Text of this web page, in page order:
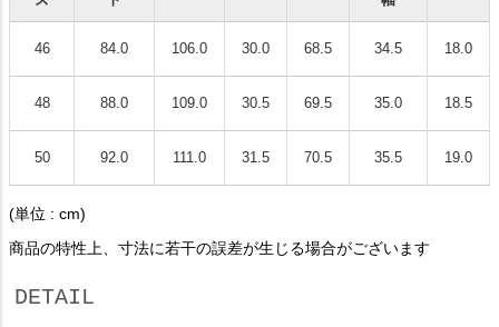
46 84.0 106.0 30.0 68.5 34.5 18.0
48 88.0 109.0 30.5 69.5 35.0 18.5
50 92.0 111.0 31.5 70.5 35.5 19.0
(単位 : cm)
商品の特性上、寸法に若干の誤差が生じる場合がございます
DETAIL